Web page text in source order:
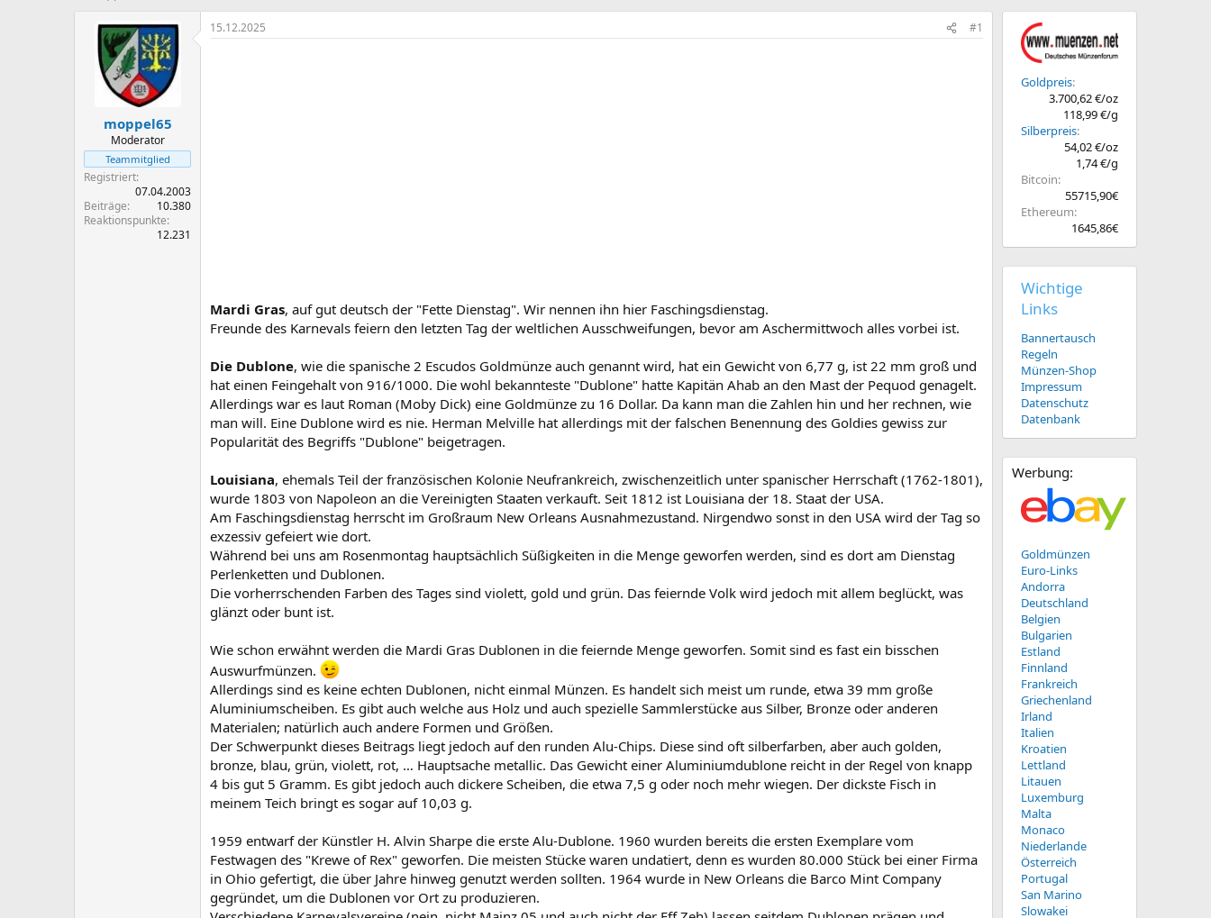
s
t
e
l
l
a
m
moppel65
Moderator
Teammitglied
Registriert
07.04.2003
Beiträge
10.380
Reaktionspunkte
12.231
15.12.2025 #1
Mardi Gras, auf gut deutsch der "Fette Dienstag". Wir nennen ihn hier Faschingsdienstag.
Freunde des Karnevals feiern den letzten Tag der weltlichen Ausschweifungen, bevor am Aschermittwoch alles vorbei ist.
Die Dublone, wie die spanische 2 Escudos Goldmünze auch genannt wird, hat ein Gewicht von 6,77 g, ist 22 mm groß und
hat einen Feingehalt von 916/1000. Die wohl bekannteste "Dublone" hatte Kapitän Ahab an den Mast der Pequod genagelt.
Allerdings war es laut Roman (Moby Dick) eine Goldmünze zu 16 Dollar. Da kann man die Zahlen hin und her rechnen, wie
man will. Eine Dublone wird es nie. Herman Melville hat allerdings mit der falschen Benennung des Goldies gewiss zur
Popularität des Begriffs "Dublone" beigetragen.
Louisiana, ehemals Teil der französischen Kolonie Neufrankreich, zwischenzeitlich unter spanischer Herrschaft (1762-1801),
wurde 1803 von Napoleon an die Vereinigten Staaten verkauft. Seit 1812 ist Louisiana der 18. Staat der USA.
Am Faschingsdienstag herrscht im Großraum New Orleans Ausnahmezustand. Nirgendwo sonst in den USA wird der Tag so
exzessiv gefeiert wie dort.
Während bei uns am Rosenmontag hauptsächlich Süßigkeiten in die Menge geworfen werden, sind es dort am Dienstag
Perlenketten und Dublonen.
Die vorherrschenden Farben des Tages sind violett, gold und grün. Das feiernde Volk wird jedoch mit allem beglückt, was
glänzt oder bunt ist.
Wie schon erwähnt werden die Mardi Gras Dublonen in die feiernde Menge geworfen. Somit sind es fast ein bisschen
Auswurfmünzen.
Allerdings sind es keine echten Dublonen, nicht einmal Münzen. Es handelt sich meist um runde, etwa 39 mm große
Aluminiumscheiben. Es gibt auch welche aus Holz und auch spezielle Sammlerstücke aus Silber, Bronze oder anderen
Materialen; natürlich auch andere Formen und Größen.
Der Schwerpunkt dieses Beitrags liegt jedoch auf den runden Alu-Chips. Diese sind oft silberfarben, aber auch golden,
bronze, blau, grün, violett, rot, … Hauptsache metallic. Das Gewicht einer Aluminiumdublone reicht in der Regel von knapp
4 bis gut 5 Gramm. Es gibt jedoch auch dickere Scheiben, die etwa 7,5 g oder noch mehr wiegen. Der dickste Fisch in
meinem Teich bringt es sogar auf 10,03 g.
1959 entwarf der Künstler H. Alvin Sharpe die erste Alu-Dublone. 1960 wurden bereits die ersten Exemplare vom
Festwagen des "Krewe of Rex" geworfen. Die meisten Stücke waren undatiert, denn es wurden 80.000 Stück bei einer Firma
in Ohio gefertigt, die über Jahre hinweg genutzt werden sollten. 1964 wurde in New Orleans die Barco Mint Company
gegründet, um die Dublonen vor Ort zu produzieren.
Goldpreis
3.700,62 €/oz
118,99 €/g
Silberpreis
54,02 €/oz
1,74 €/g
Bitcoin
55715,90€
Ethereum
1645,86€
Wichtige
Links
Bannertausch
Regeln
Münzen-Shop
Impressum
Datenschutz
Datenbank
Werbung:
Goldmünzen
Euro-Links
Andorra
Deutschland
Belgien
Bulgarien
Estland
Finnland
Frankreich
Griechenland
Irland
Italien
Kroatien
Lettland
Litauen
Luxemburg
Malta
Monaco
Niederlande
Österreich
Portugal
San Marino
Slowakei